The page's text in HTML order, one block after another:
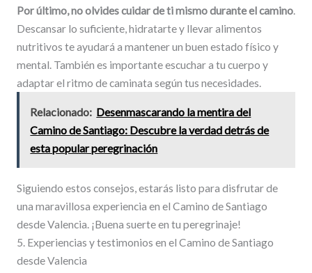
Por último, no olvides cuidar de ti mismo durante el camino.
Descansar lo suficiente, hidratarte y llevar alimentos
nutritivos te ayudará a mantener un buen estado físico y
mental. También es importante escuchar a tu cuerpo y
adaptar el ritmo de caminata según tus necesidades.
Relacionado: Desenmascarando la mentira del
Camino de Santiago: Descubre la verdad detrás de
esta popular peregrinación
Siguiendo estos consejos, estarás listo para disfrutar de
una maravillosa experiencia en el Camino de Santiago
desde Valencia. ¡Buena suerte en tu peregrinaje!
5. Experiencias y testimonios en el Camino de Santiago
desde Valencia